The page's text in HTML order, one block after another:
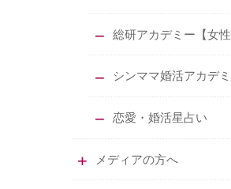
総研アカデミー【女
シンママ婚活アカデ
恋愛・婚活星占い
メディアの方へ